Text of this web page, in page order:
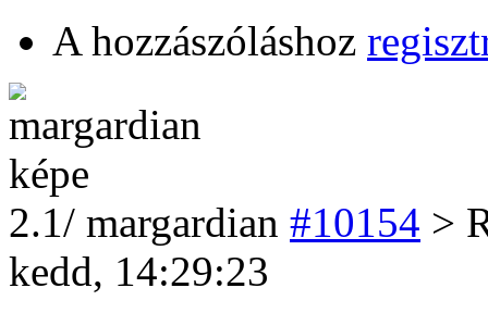
A hozzászóláshoz
2.1/ margardian #10154 >
kedd, 14:29:23